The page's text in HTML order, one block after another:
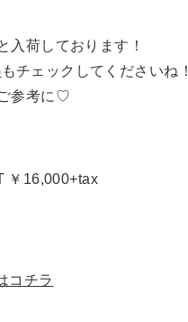
入荷しております！
もチェックしてくださいね
参考に♡
￥16,000+tax
コチラ